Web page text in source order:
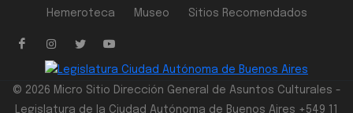
Hemeroteca
Museo Sitios Recomendados
© 2026 Micro Sitio Dirección General de Asuntos Culturales -
Legislatura de la Ciudad Autónoma de Buenos Aires +549 11